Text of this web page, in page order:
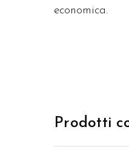
economica.
Prodotti